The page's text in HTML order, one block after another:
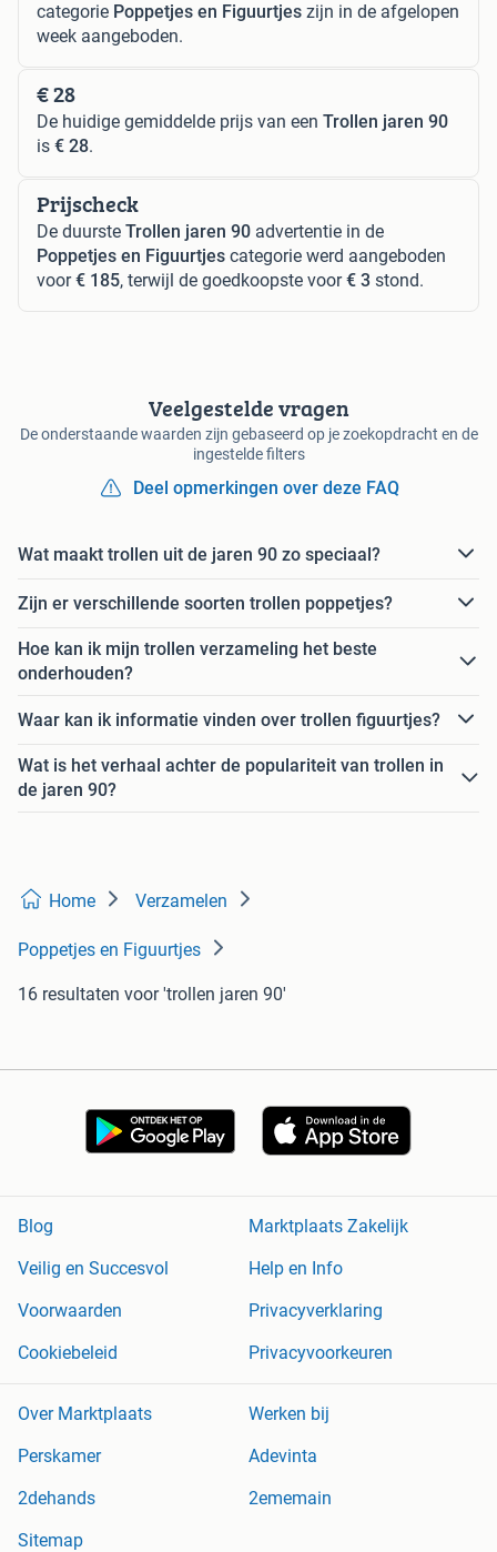
categorie Poppetjes en Figuurtjes zijn in de afgelopen
week aangeboden.
€ 28
De huidige gemiddelde prijs van een Trollen jaren 90
is € 28.
Prijscheck
De duurste Trollen jaren 90 advertentie in de
Poppetjes en Figuurtjes categorie werd aangeboden
voor€ 185, terwijl de goedkoopste voor€ 3 stond.
Veelgestelde vragen
De onderstaande waarden zijn gebaseerd op je zoekopdracht en de
ingestelde filters
Deel opmerkingen over deze FAQ
Wat maakt trollen uit de jaren 90 zo speciaal?
Zijn er verschillende soorten trollen poppetjes?
Hoe kan ik mijn trollen verzameling het beste
onderhouden?
Waar kan ik informatie vinden over trollen figuurtjes?
Wat is het verhaal achter de populariteit van trollen in
de jaren 90?
Home Verzamelen
Poppetjes en Figuurtjes
16 resultaten voor 'trollen jaren 90'
Blog
Marktplaats Zakelijk
Veilig en Succesvol
Help en Info
Voorwaarden
Privacyverklaring
Cookiebeleid
Privacyvoorkeuren
Over Marktplaats
Werken bij
Perskamer
Adevinta
2dehands
2ememain
Sitemap